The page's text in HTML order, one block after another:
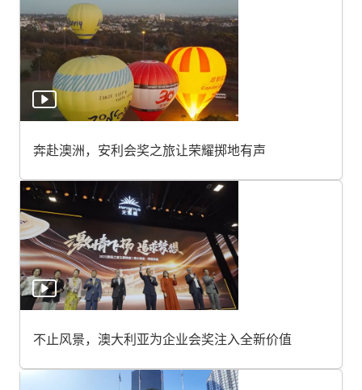
奔赴澳洲，安利会奖之旅让荣耀掷地有声
不止风景，澳大利亚为企业会奖注入全新价值